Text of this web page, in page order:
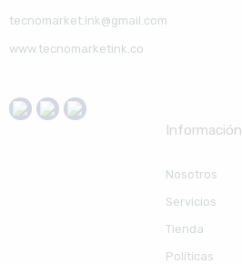
tecnomarket.ink@gmail.com
www.tecnomarketink.co
Información
Nosotros
Servicios
Tienda
Políticas